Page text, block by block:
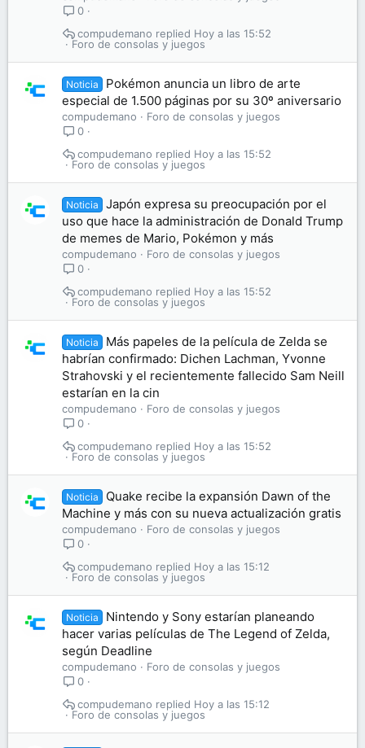
0
Foro de consolas y juegos
Hoy a las 15:52
compudemano
Noticia
Pokémon anuncia un libro de arte
especial de 1.500 páginas por su 30º aniversario
compudemano
Foro de consolas y juegos
0
Foro de consolas y juegos
Hoy a las 15:52
compudemano
Noticia
Japón expresa su preocupación por el
uso que hace la administración de Donald Trump
de memes de Mario, Pokémon y más
compudemano
Foro de consolas y juegos
0
Foro de consolas y juegos
Hoy a las 15:52
compudemano
Noticia
Más papeles de la película de Zelda se
habrían confirmado: Dichen Lachman, Yvonne
Strahovski y el recientemente fallecido Sam Neill
estarían en la cin
compudemano
Foro de consolas y juegos
0
Foro de consolas y juegos
Hoy a las 15:52
compudemano
Noticia
Quake recibe la expansión Dawn of the
Machine y más con su nueva actualización gratis
compudemano
Foro de consolas y juegos
0
Foro de consolas y juegos
Hoy a las 15:12
compudemano
Noticia
Nintendo y Sony estarían planeando
hacer varias películas de The Legend of Zelda,
según Deadline
compudemano
Foro de consolas y juegos
0
Foro de consolas y juegos
Hoy a las 15:12
compudemano